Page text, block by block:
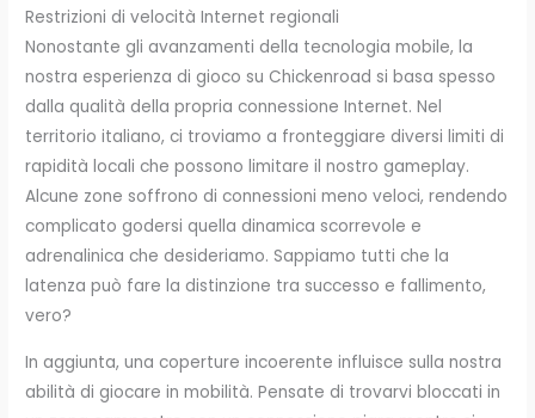
Restrizioni di velocità Internet regionali
Nonostante gli avanzamenti della tecnologia mobile, la
nostra esperienza di gioco su Chickenroad si basa spesso
dalla qualità della propria connessione Internet. Nel
territorio italiano, ci troviamo a fronteggiare diversi limiti di
rapidità locali che possono limitare il nostro gameplay.
Alcune zone soffrono di connessioni meno veloci, rendendo
complicato godersi quella dinamica scorrevole e
adrenalinica che desideriamo. Sappiamo tutti che la
latenza può fare la distinzione tra successo e fallimento,
vero?
In aggiunta, una coperture incoerente influisce sulla nostra
abilità di giocare in mobilità. Pensate di trovarvi bloccati in